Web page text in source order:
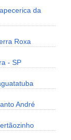
da
Roxa
- SP
André